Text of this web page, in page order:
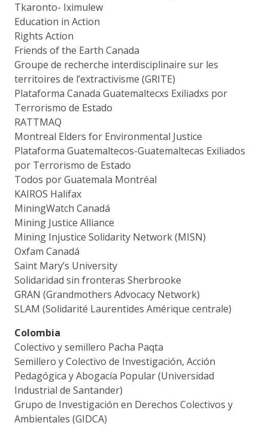
Tkaronto- Iximulew
Education in Action
Rights Action
Friends of the Earth Canada
Groupe de recherche interdisciplinaire sur les
territoires de l’extractivisme (GRITE)
Plataforma Canada Guatemaltecxs Exiliadxs por
Terrorismo de Estado
RATTMAQ
Montreal Elders for Environmental Justice
Plataforma Guatemaltecos-Guatemaltecas Exiliados
por Terrorismo de Estado
Todos por Guatemala Montréal
KAIROS Halifax
MiningWatch Canadá
Mining Justice Alliance
Mining Injustice Solidarity Network (MISN)
Oxfam Canadá
Saint Mary’s University
Solidaridad sin fronteras Sherbrooke
GRAN (Grandmothers Advocacy Network)
SLAM (Solidarité Laurentides Amérique centrale)
Colombia
Colectivo y semillero Pacha Paqta
Semillero y Colectivo de Investigación, Acción
Pedagógica y Abogacía Popular (Universidad
Industrial de Santander)
Grupo de Investigación en Derechos Colectivos y
Ambientales (GIDCA)